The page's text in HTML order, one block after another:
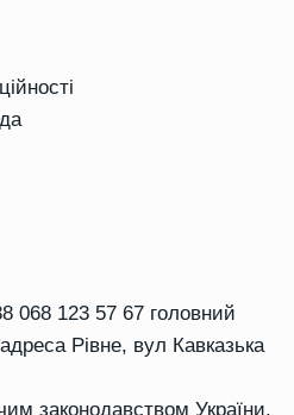
068 123 57 67 головний
Рівне, вул Кавказька
законодавством України.